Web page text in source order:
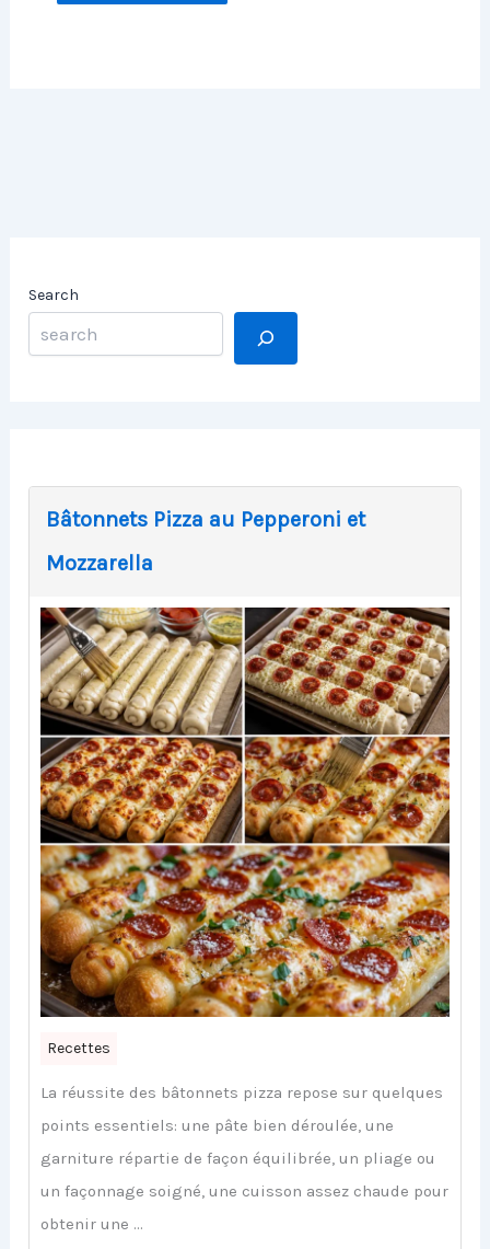
Search
Bâtonnets Pizza au Pepperoni et
Mozzarella
Recettes
La réussite des bâtonnets pizza repose sur quelques
points essentiels: une pâte bien déroulée, une
garniture répartie de façon équilibrée, un pliage ou
un façonnage soigné, une cuisson assez chaude pour
obtenir une ...